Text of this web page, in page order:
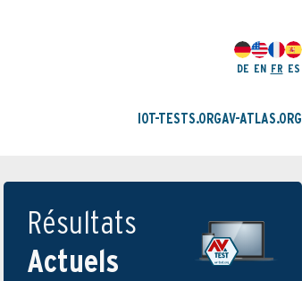
DE EN FR ES
IOT-TESTS.ORGAV-ATLAS.ORG
Résultats
Actuels